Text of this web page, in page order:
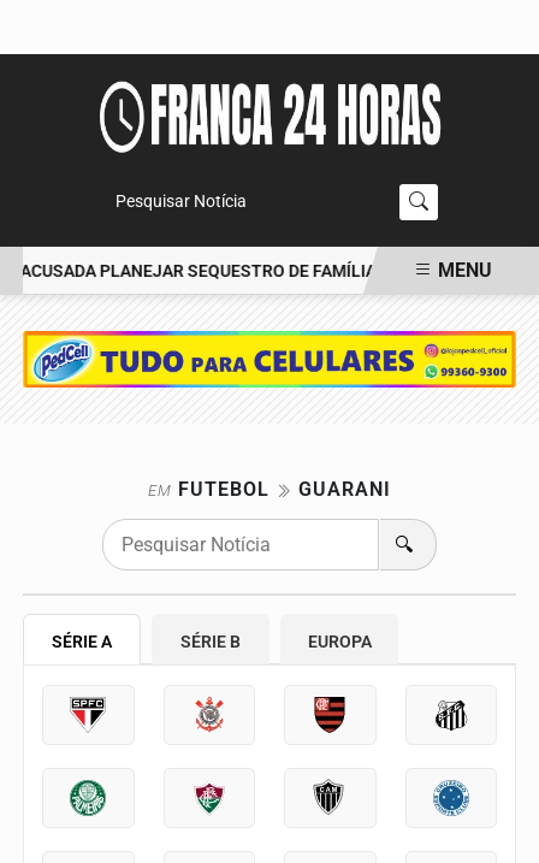
Pesquisar Notícia
ACUSADA PLANEJAR SEQUESTRO DE FAMÍLIA CARRO BATE
MENU
EM FUTEBOL GUARANI
🔍
SÉRIE A SÉRIE B EUROPA